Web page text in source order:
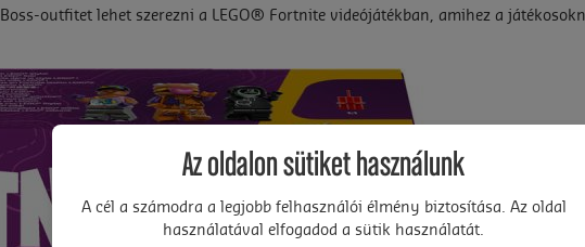
outfitet lehet szerezni a LEGO® Fortnite videójátékban, amihez a
Az oldalon sütiket használunk
A cél a számodra a legjobb felhasználói élmény biztosítása. Az oldal
használatával elfogadod a sütik használatát.